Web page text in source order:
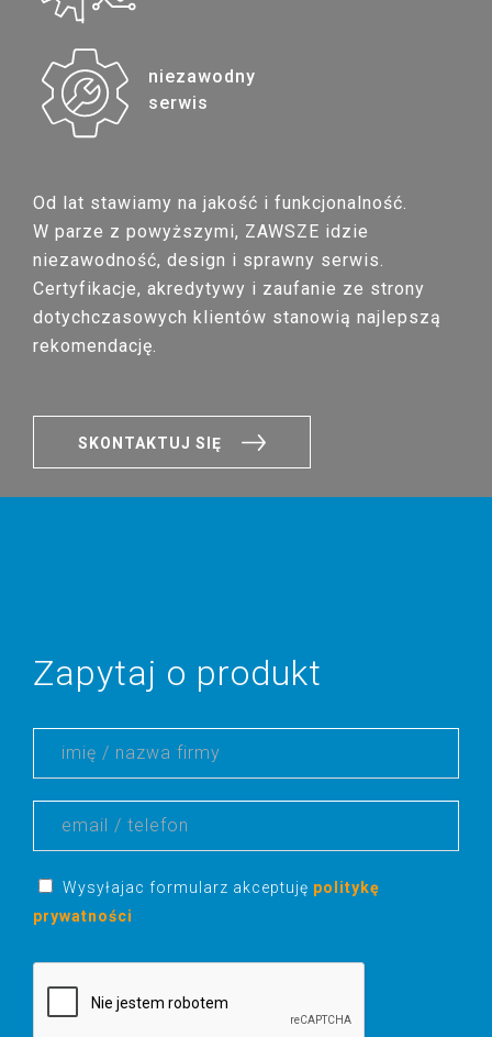
niezawodny
serwis
Od lat stawiamy na jakość i funkcjonalność.
W parze z powyższymi, ZAWSZE idzie
niezawodność, design i sprawny serwis.
Certyfikacje, akredytywy i zaufanie ze strony
dotychczasowych klientów stanowią najlepszą
rekomendację.
SKONTAKTUJ SIĘ
Zapytaj o produkt
Wysyłajac formularz akceptuję politykę
prywatności